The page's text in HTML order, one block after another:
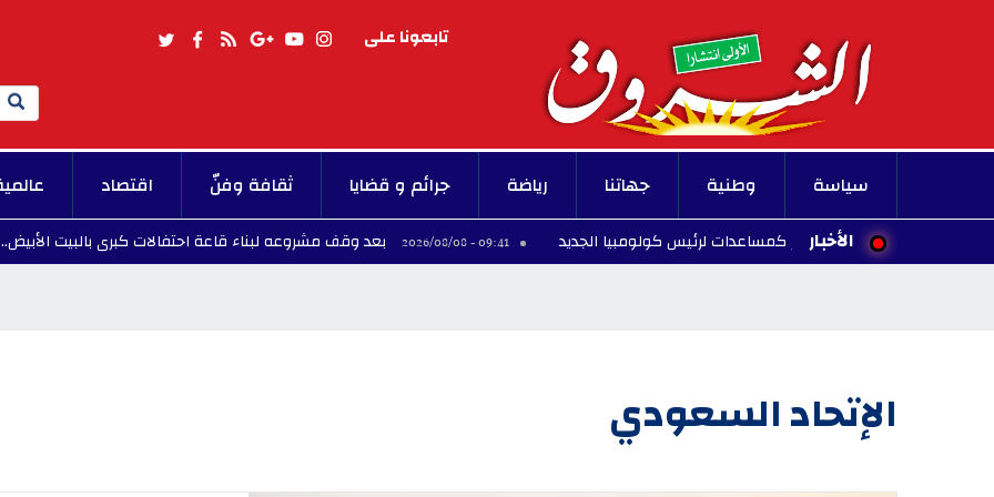
تابعونا على
Search
سياسة وطنية جهاتنا رياضة جرائم و قضايا ثقافة وفنّ اقتصاد
الأخبار
تتعهد بمليار دولار كمساعدات لرئيس كولومبيا الجديد 09:41 - 2026/08/08 بعد وقف مشروعه لبناء قاعة احتفالات كبرى بالبيت الأبيض.. ترامب
الإتحاد السعودي